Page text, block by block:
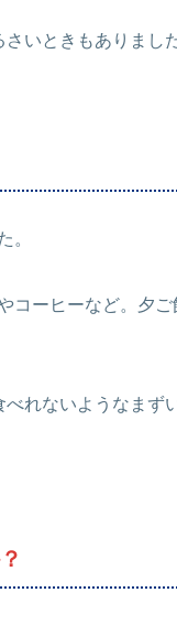
いときもありました
。
コーヒーなど。夕
れないようなまず